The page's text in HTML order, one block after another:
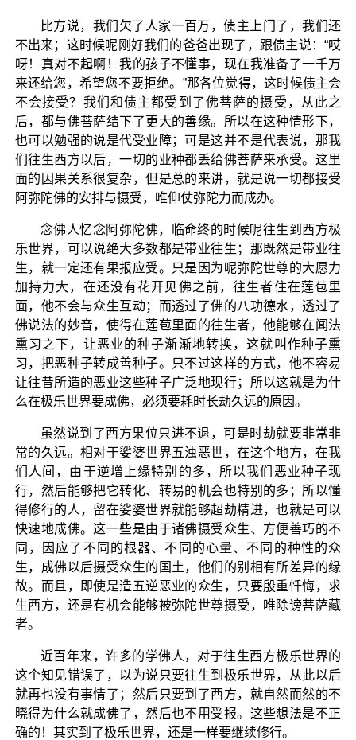
比方说，我们欠了人家一百万，债主上门了，我们还
不出来；这时候呢刚好我们的爸爸出现了，跟债主说：“哎
呀！真对不起啊！我的孩子不懂事，现在我准备了一千万
来还给您，希望您不要拒绝。”那各位觉得，这时候债主会
不会接受？我们和债主都受到了佛菩萨的摄受，从此之
后，都与佛菩萨结下了更大的善缘。所以在这种情形下，
也可以勉强的说是代受业障；可是这并不是代表说，那我
们往生西方以后，一切的业种都丢给佛菩萨来承受。这里
面的因果关系很复杂，但是总的来讲，就是说一切都接受
阿弥陀佛的安排与摄受，唯仰仗弥陀力而成办。
念佛人忆念阿弥陀佛，临命终的时候呢往生到西方极
乐世界，可以说绝大多数都是带业往生；那既然是带业往
生，就一定还有果报应受。只是因为呢弥陀世尊的大愿力
加持力大，在还没有花开见佛之前，往生者住在莲苞里
面，他不会与众生互动；而透过了佛的八功德水，透过了
佛说法的妙音，使得在莲苞里面的往生者，他能够在闻法
熏习之下，让恶业的种子渐渐地转换，这就叫作种子熏
习，把恶种子转成善种子。只不过这样的方式，他不容易
让往昔所造的恶业这些种子广泛地现行；所以这就是为什
么在极乐世界要成佛，必须要耗时长劫久远的原因。
虽然说到了西方果位只进不退，可是时劫就要非常非
常的久远。相对于娑婆世界五浊恶世，在这个地方，在我
们人间，由于逆增上缘特别的多，所以我们恶业种子现
行，然后能够把它转化、转易的机会也特别的多；所以懂
得修行的人，留在娑婆世界就能够超劫精进，也就是可以
快速地成佛。这一些是由于诸佛摄受众生、方便善巧的不
同，因应了不同的根器、不同的心量、不同的种性的众
生，成佛以后摄受众生的国土，他们的别相有所差异的缘
故。而且，即使是造五逆恶业的众生，只要殷重忏悔，求
生西方，还是有机会能够被弥陀世尊摄受，唯除谤菩萨藏
者。
近百年来，许多的学佛人，对于往生西方极乐世界的
这个知见错误了，以为说只要往生到极乐世界，从此以后
就再也没有事情了；然后只要到了西方，就自然而然的不
晓得为什么就成佛了，然后也不用受报。这些想法是不正
确的！其实到了极乐世界，还是一样要继续修行。